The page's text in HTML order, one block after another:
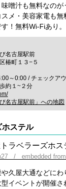
噌汁も無料なのが
メ・美容家電も無
！無料Wi-Fiあり。
名古屋駅前
椿町１３−５
～0:00 / チェックア
約１~２分
名古屋駅前」への地図
ステル
/ embedded from
久屋大通などにわ
イベントが開催さ